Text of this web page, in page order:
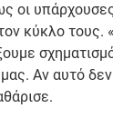
οι
κύκλο τους.
Αν αυτό